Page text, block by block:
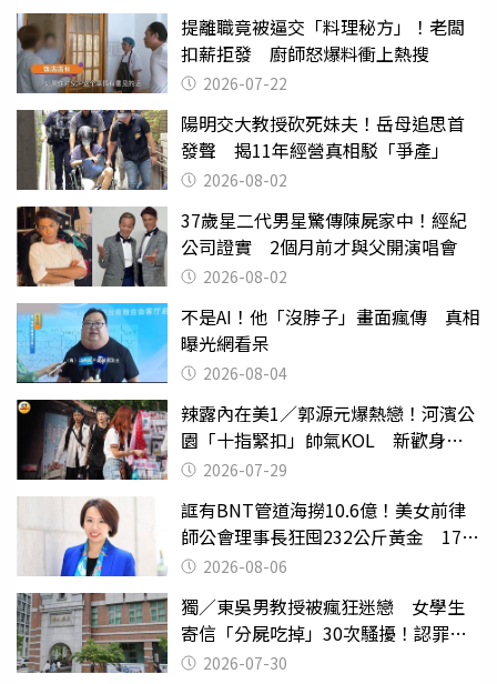
提離職竟被逼交「料理秘方」！老闆
扣薪拒發 廚師怒爆料衝上熱搜
2026-07-22
陽明交大教授砍死妹夫！岳母追思首
發聲 揭11年經營真相駁「爭產」
2026-08-02
37歲星二代男星驚傳陳屍家中！經紀
公司證實 2個月前才與父開演唱會
2026-08-02
不是AI！他「沒脖子」畫面瘋傳 真相
曝光網看呆
2026-08-04
辣露內在美1／郭源元爆熱戀！河濱公
園「十指緊扣」帥氣KOL 新歡身份
曝光2026-07-29
誆有BNT管道海撈10.6億！美女前律
師公會理事長狂囤232公斤黃金 17人
遭起訴
2026-08-06
獨／東吳男教授被瘋狂迷戀 女學生
寄信「分屍吃掉」30次騷擾！認罪免
關 2026-07-30